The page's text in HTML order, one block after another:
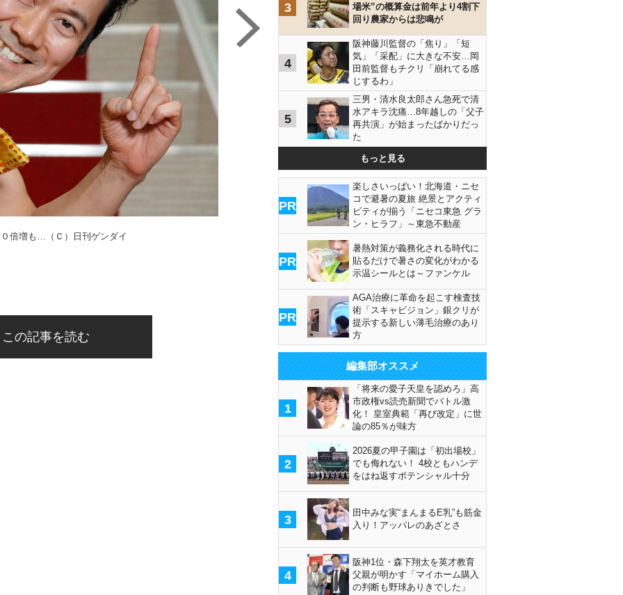
倍増も…（Ｃ）日刊ゲンダイ
この記事を読む
3
場米”の概算金は前年より4割下
回り農家からは悲鳴が
4
阪神藤川監督の「焦り」「短
気」「采配」に大きな不安…岡
田前監督もチクリ「崩れてる感
じするわ」
5
三男・清水良太郎さん急死で清
水アキラ沈痛…8年越しの「父子
再共演」が始まったばかりだっ
た
もっと見る
PR
楽しさいっぱい！北海道・ニセ
コで避暑の夏旅 絶景とアクティ
ビティが揃う「ニセコ東急 グラ
ン・ヒラフ」～東急不動産
PR
暑熱対策が義務化される時代に
貼るだけで暑さの変化がわかる
示温シールとは～ファンケル
PR
AGA治療に革命を起こす検査技
術「スキャビジョン」銀クリが
提示する新しい薄毛治療のあり
方
編集部オススメ
1
「将来の愛子天皇を認めろ」高
市政権vs読売新聞でバトル激
化！ 皇室典範「再び改定」に世
論の85％が味方
2
2026夏の甲子園は「初出場校」
でも侮れない！ 4校ともハンデ
をはね返すポテンシャル十分
3
田中みな実“まんまるE乳”も筋金
入り！アッパレのあざとさ
4
阪神1位・森下翔太を英才教育
父親が明かす「マイホーム購入
の判断も野球ありきでした」